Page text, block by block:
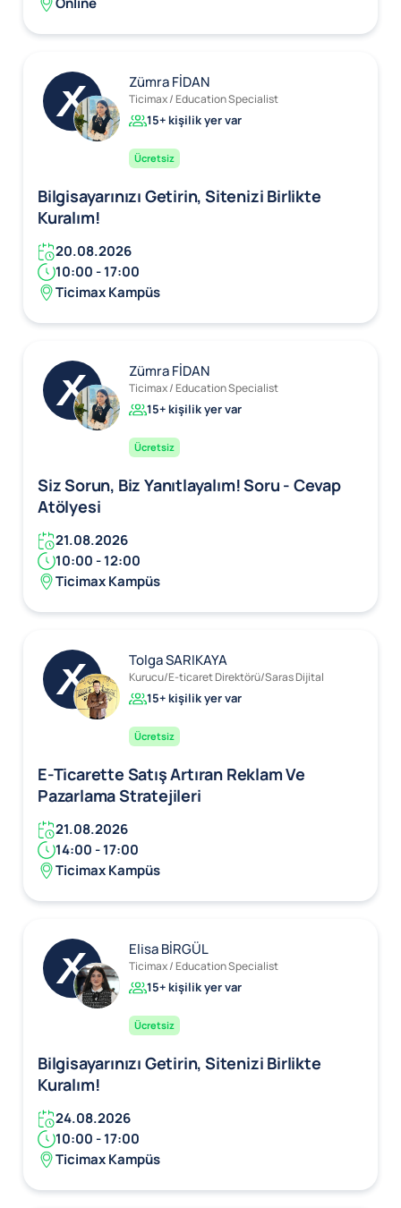
Zümra FİDAN
Ticimax / Education Specialist
15+ kişilik yer var
Ücretsiz
Bilgisayarınızı Getirin, Sitenizi Birlikte
Kuralım!
20.08.2026
10:00 - 17:00
Ticimax Kampüs
Zümra FİDAN
Ticimax / Education Specialist
15+ kişilik yer var
Ücretsiz
Siz Sorun, Biz Yanıtlayalım! Soru - Cevap
Atölyesi
21.08.2026
10:00 - 12:00
Ticimax Kampüs
Tolga SARIKAYA
Kurucu/E-ticaret Direktörü/Saras Dijital
15+ kişilik yer var
Ücretsiz
E-Ticarette Satış Artıran Reklam Ve
Pazarlama Stratejileri
21.08.2026
14:00 - 17:00
Ticimax Kampüs
Elisa BİRGÜL
Ticimax / Education Specialist
15+ kişilik yer var
Ücretsiz
Bilgisayarınızı Getirin, Sitenizi Birlikte
Kuralım!
24.08.2026
10:00 - 17:00
Ticimax Kampüs